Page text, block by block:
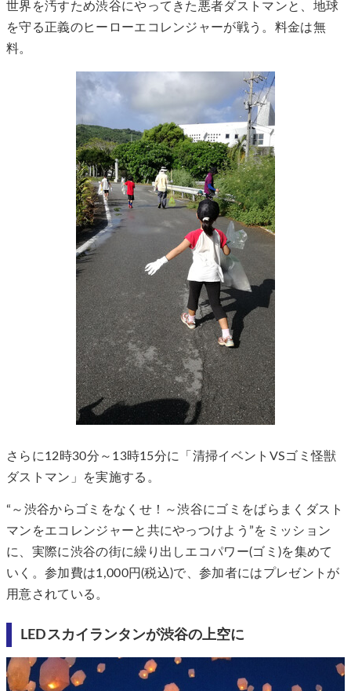
世界を汚すため渋谷にやってきた悪者ダストマンと、地球
を守る正義のヒーローエコレンジャーが戦う。料金は無
料。
さらに12時30分～13時15分に「清掃イベントVSゴミ怪獣
ダストマン」を実施する。
“～渋谷からゴミをなくせ！～渋谷にゴミをばらまくダスト
マンをエコレンジャーと共にやっつけよう”をミッション
に、実際に渋谷の街に繰り出しエコパワー(ゴミ)を集めて
いく。参加費は1,000円(税込)で、参加者にはプレゼントが
用意されている。
LEDスカイランタンが渋谷の上空に